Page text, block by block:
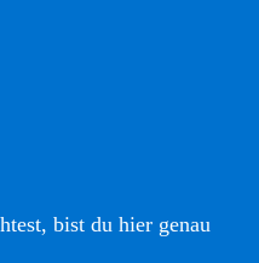
bist du hier genau